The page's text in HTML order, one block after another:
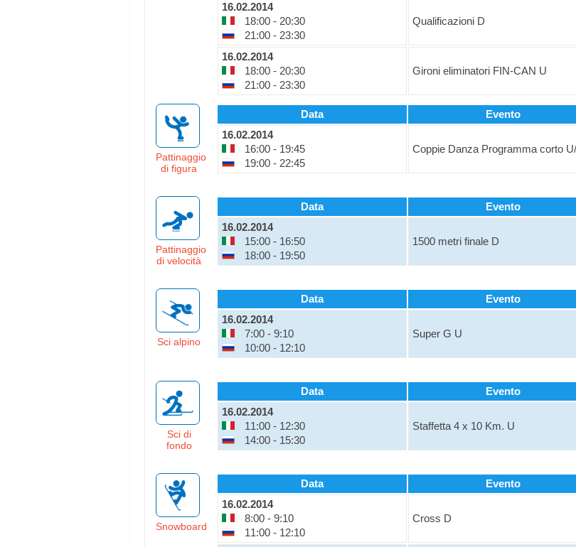
16.02.2014
18:00 - 20:30
21:00 - 23:30
Qualificazioni D
16.02.2014
18:00 - 20:30
21:00 - 23:30
Gironi eliminatori FIN-CAN U
Pattinaggio
di figura
Data Evento
16.02.2014
16:00 - 19:45
19:00 - 22:45
Coppie Danza Programma corto
Pattinaggio
di velocità
Data Evento
16.02.2014
15:00 - 16:50
18:00 - 19:50
1500 metri finale D
Sci alpino
Data Evento
16.02.2014
7:00 - 9:10
10:00 - 12:10
Super G U
Sci di
fondo
Data Evento
16.02.2014
11:00 - 12:30
14:00 - 15:30
Staffetta 4 x 10 Km. U
Snowboard
Data Evento
16.02.2014
8:00 - 9:10
11:00 - 12:10
Cross D